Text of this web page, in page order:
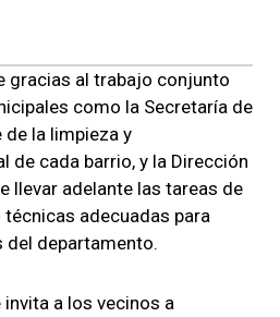
gracias al trabajo conjunto
como la Secretaría de
de la limpieza y
de cada barrio, y la Dirección
llevar adelante las tareas de
adecuadas para
departamento.
a los vecinos a